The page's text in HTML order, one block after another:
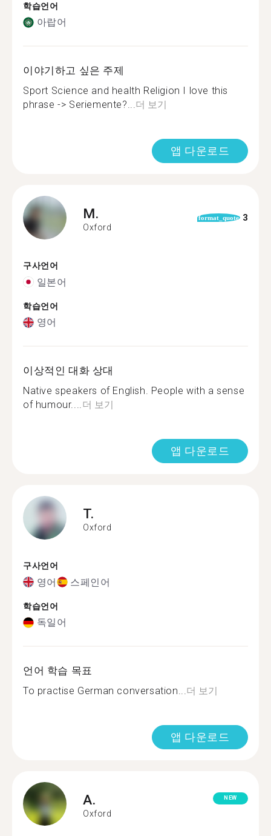
학습언어
아랍어
이야기하고 싶은 주제
Sport Science and health Religion I love this
phrase -> Seriemente?...더 보기
앱 다운로드
M.
Oxford
format_quote 3
구사언어
일본어
학습언어
영어
이상적인 대화 상대
Native speakers of English. People with a sense
of humour....더 보기
앱 다운로드
T.
Oxford
구사언어
영어 스페인어
학습언어
독일어
언어 학습 목표
To practise German conversation...더 보기
앱 다운로드
A.
Oxford
NEW